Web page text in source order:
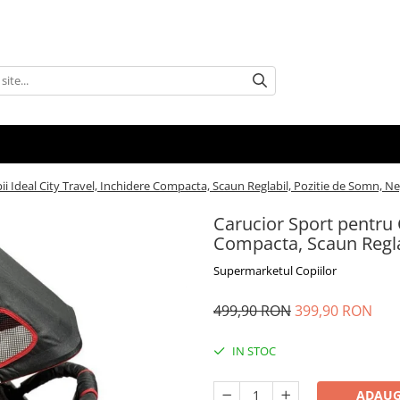
Ideal City Travel, Inchidere Compacta, Scaun Reglabil, Pozitie de Somn,
Carucior Sport pentru
Compacta, Scaun
Supermarketul Copiilor
499,90 RON399,90 RON
IN STOC